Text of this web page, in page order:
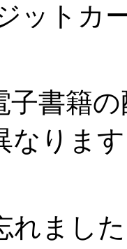
ットカ
子書籍
なりま
れまし